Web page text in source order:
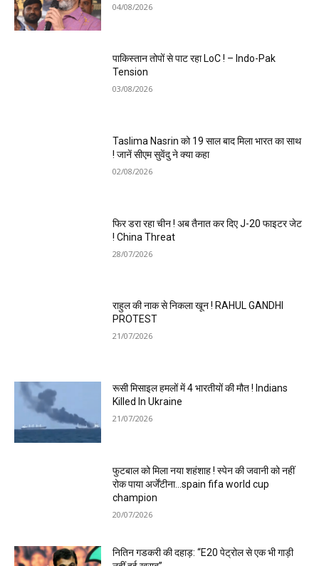
04/08/2026
पाकिस्तान तोपों से पाट रहा LoC ! – Indo-Pak
Tension
03/08/2026
Taslima Nasrin को 19 साल बाद मिला भारत का साथ
! जानें सीएम सुवेंदु ने क्या कहा
02/08/2026
फिर डरा रहा चीन ! अब तैनात कर दिए J-20 फाइटर जेट
! China Threat
28/07/2026
राहुल की नाक से निकला खून ! RAHUL GANDHI
PROTEST
21/07/2026
रूसी मिसाइल हमलों में 4 भारतीयों की मौत ! Indians
Killed In Ukraine
21/07/2026
फुटबाल को मिला नया शहंशाह ! स्पेन की जवानी को नहीं
रोक पाया अर्जेंटीना…spain fifa world cup
champion
20/07/2026
नितिन गडकरी की दहाड़: “E20 पेट्रोल से एक भी गाड़ी